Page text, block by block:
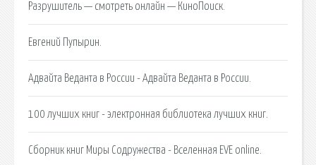
Разрушитель — смотреть онлайн — КиноПоиск.
Евгений Пупырин.
Адвайта Веданта в России - Адвайта Веданта в России.
100 лучших книг - электронная библиотека лучших книг.
Сборник книг Миры Содружества - Вселенная EVE online.